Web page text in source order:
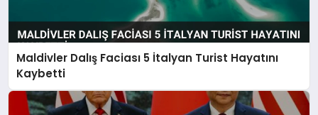
Maldivler Dalış Faciası 5 İtalyan Turist Hayatını
Kaybetti